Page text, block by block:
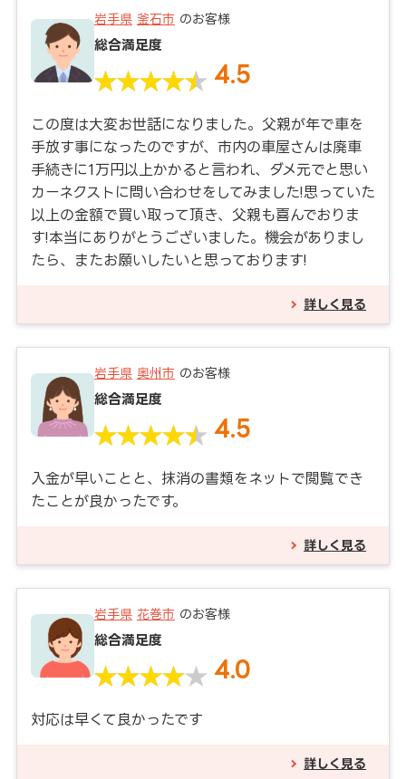
岩手県 釜石市 のお客様
総合満足度
4.5
この度は大変お世話になりました。父親が年で車を
手放す事になったのですが、市内の車屋さんは廃車
手続きに1万円以上かかると言われ、ダメ元でと思い
カーネクストに問い合わせをしてみました!思っていた
以上の金額で買い取って頂き、父親も喜んでおりま
す!本当にありがとうございました。機会がありまし
たら、またお願いしたいと思っております!
詳しく見る
岩手県 奥州市 のお客様
総合満足度
4.5
入金が早いことと、抹消の書類をネットで閲覧でき
たことが良かったです。
詳しく見る
岩手県 花巻市 のお客様
総合満足度
4.0
対応は早くて良かったです
詳しく見る